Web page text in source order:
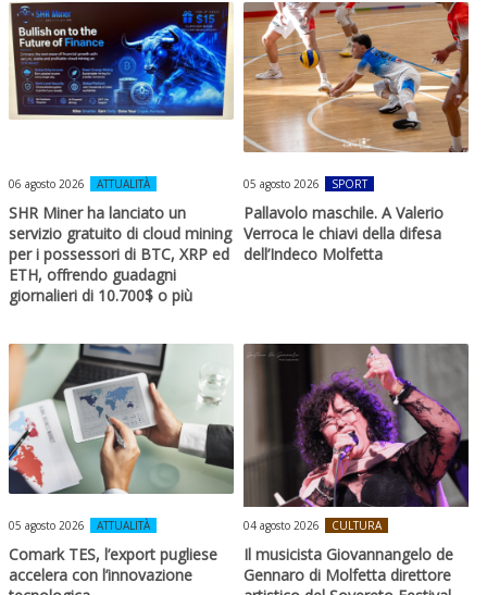
06 agosto 2026 ATTUALITÀ
SHR Miner ha lanciato un
servizio gratuito di cloud mining
per i possessori di BTC, XRP ed
ETH, offrendo guadagni
giornalieri di 10.700$ o più
05 agosto 2026 SPORT
Pallavolo maschile. A Valerio
Verroca le chiavi della difesa
dell’Indeco Molfetta
05 agosto 2026 ATTUALITÀ
Comark TES, l’export pugliese
accelera con l’innovazione
04 agosto 2026 CULTURA
Il musicista Giovannangelo de
Gennaro di Molfetta direttore